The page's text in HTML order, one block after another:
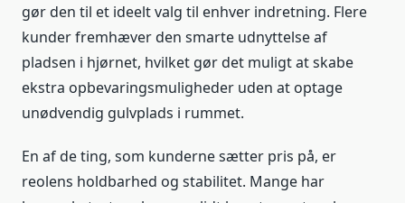
gør den til et ideelt valg til enhver indretning. Flere
kunder fremhæver den smarte udnyttelse af
pladsen i hjørnet, hvilket gør det muligt at skabe
ekstra opbevaringsmuligheder uden at optage
unødvendig gulvplads i rummet.
En af de ting, som kunderne sætter pris på, er
reolens holdbarhed og stabilitet. Mange har